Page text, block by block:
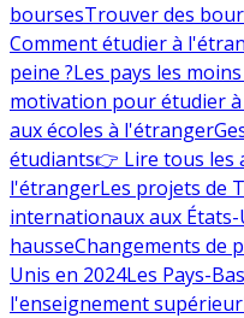
boursesTrouver des
Comment étudier à
peine ?Les pays les
motivation pour étudier
aux écoles à l'étranger
étudiants👉 Lire tous les
l'étrangerLes projets de
internationaux aux États-
hausseChangements de
Unis en 2024Les Pays-
l'enseignement supérieur